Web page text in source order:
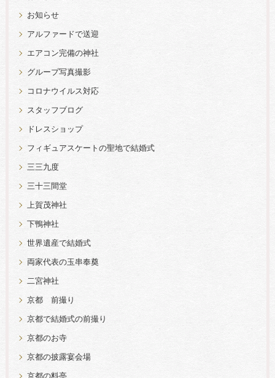
お知らせ
アルファードで送迎
エアコン完備の神社
グループ写真撮影
コロナウイルス対応
スタッフブログ
ドレスショップ
フィギュアスケートの聖地で結婚式
三三九度
三十三間堂
上賀茂神社
下鴨神社
世界遺産で結婚式
両家代表の玉串奉奠
二宮神社
京都 前撮り
京都で結婚式の前撮り
京都のお寺
京都の披露宴会場
京都の料亭